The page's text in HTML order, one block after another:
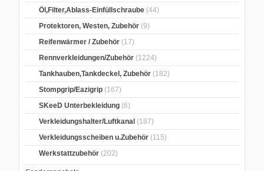
Öl,Filter,Ablass-Einfüllschraube (44)
Protektoren, Westen, Zubehör (9)
Reifenwärmer / Zubehör (17)
Rennverkleidungen/Zubehör (1224)
Tankhauben,Tankdeckel, Zubehör (182)
Stompgrip/Eazigrip (167)
SKeeD Unterbekleidung (6)
Verkleidungshalter/Luftkanal (187)
Verkleidungsscheiben u.Zubehör (115)
Werkstattzubehör (202)